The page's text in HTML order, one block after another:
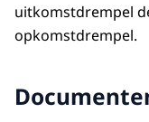
uitkomstdrempel
opkomstdrempel.